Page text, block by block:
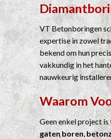
VT Betonboringen
expertise in zowel
bekend om hun
vakkundig in het
nauwkeurig
Waarom
Geen enkel project
gaten boren,